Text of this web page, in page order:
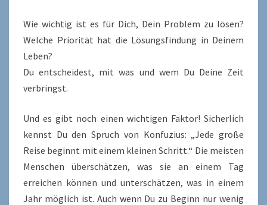
Wie wichtig ist es für Dich, Dein Problem zu lösen?
Welche Priorität hat die Lösungsfindung in Deinem
Leben?
Du entscheidest, mit was und wem Du Deine Zeit
verbringst.
Und es gibt noch einen wichtigen Faktor! Sicherlich
kennst Du den Spruch von Konfuzius: „Jede große
Reise beginnt mit einem kleinen Schritt.“ Die meisten
Menschen überschätzen, was sie an einem Tag
erreichen können und unterschätzen, was in einem
Jahr möglich ist. Auch wenn Du zu Beginn nur wenig